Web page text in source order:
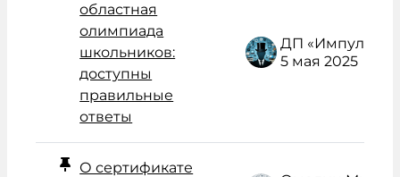
областная
олимпиада
школьников:
доступны
правильные
ответы
5 мая 2025
О сертификате